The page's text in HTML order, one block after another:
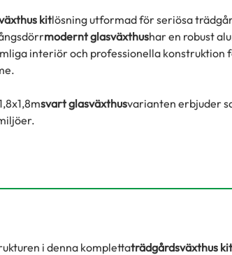
kitlösning utformad för seriösa
modernt glasväxthushar en robust
interiör och professionella konstruktion
svart glasväxthusvarianten erbjuder
i denna komplettaträdgårdsväxthus kit